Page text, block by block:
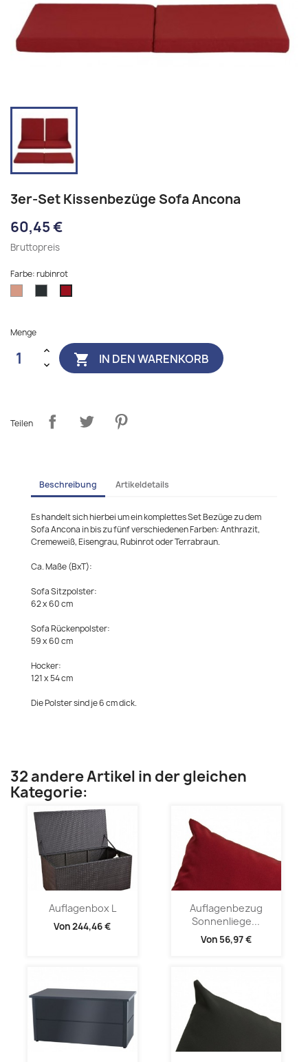
3er-Set Kissenbezüge Sofa Ancona
60,45 €
Bruttopreis
Farbe: rubinrot
rubinrot
Menge
 IN DEN WARENKORB
Teilen
Beschreibung Artikeldetails
Es handelt sich hierbei um ein komplettes Set Bezüge zu dem
Sofa Ancona in bis zu fünf verschiedenen Farben: Anthrazit,
Cremeweiß, Eisengrau, Rubinrot oder Terrabraun.
Ca. Maße (BxT):
Sofa Sitzpolster:
62 x 60 cm
Sofa Rückenpolster:
59 x 60 cm
Hocker:
121 x 54 cm
Die Polster sind je 6 cm dick.
32 andere Artikel in der gleichen
Kategorie:
Auflagenbox L
Von244,46 €
Auflagenbezug
Sonnenliege...
Von 56,97 €